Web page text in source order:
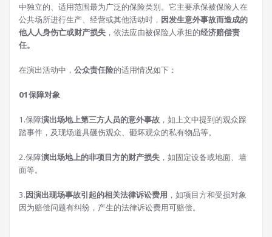
中独立的、适用范围最为广泛的保险类别。它主要承保被保险人在
公共场所进行生产、经营或其他活动时， 因发生意外事故而造成的
他人人身伤亡或财产损失 ，依法应由被保险人承担的经济赔偿责
任。
在演出活动中， 公众责任险的适用情况如下：
01保障对象
1.保障演出场地上第三方人员的意外事故 ，如上文中提到的观众踩
踏事件，及现场道具砸伤观众、砸坏观众的私有物品等。
2.保障演出场地上的非项目方的财产损失 ，如固定设备或地面、墙
面等。
3.因演出现场事故引起的相关法律诉讼费用 ，如项目方和受损对象
因为赔偿问题有纠纷，产生的法律诉讼费用可赔偿。